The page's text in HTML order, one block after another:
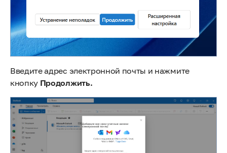
Введите адрес электронной почты и нажмите
кнопку Продолжить.